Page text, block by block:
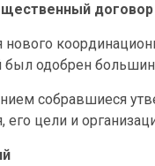
договор
был одобрен
собравшиеся
его цели и